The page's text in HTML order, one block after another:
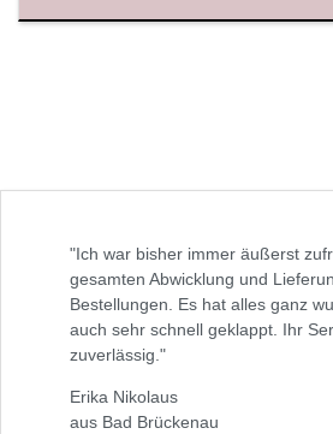
"Ich war bisher immer äußerst
gesamten Abwicklung und
Bestellungen. Es hat alles ganz
auch sehr schnell geklappt. Ihr
zuverlässig."
Erika Nikolaus
aus Bad Brückenau